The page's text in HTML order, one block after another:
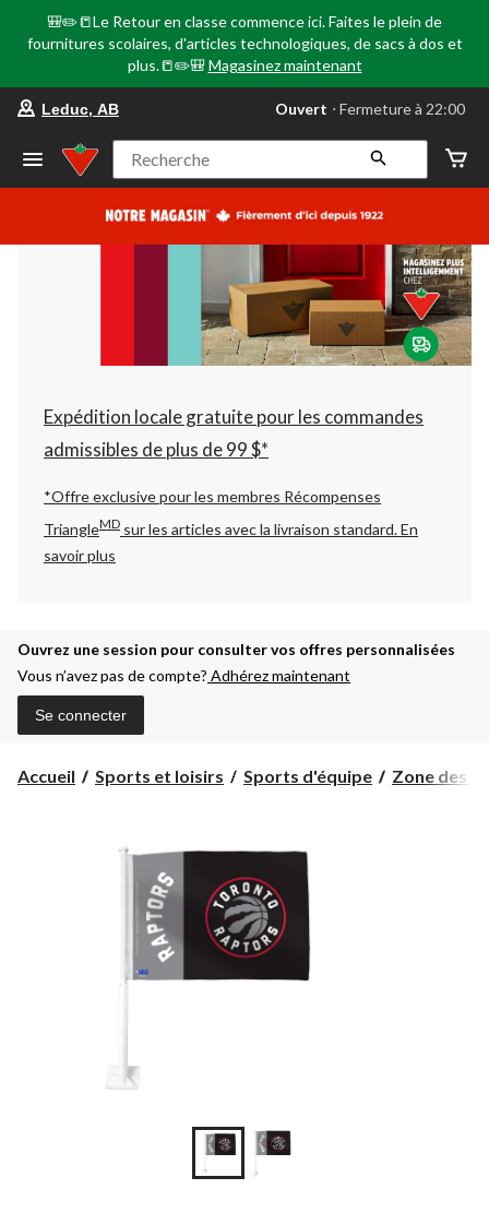
🎒✏️📒Le Retour en classe commence ici. Faites le plein de
fournitures scolaires, d'articles technologiques, de sacs à dos et
plus.📒✏️🎒 Magasinez maintenant
votre
préféré
Leduc,
AB,
courament
Fermeture
à
22:00
cliquer
pour
changer
Leduc, AB Ouvert ⋅ Fermeture à 22:00
Recherche
Expédition locale gratuite pour les commandes
admissibles de plus de 99 $*
*Offre exclusive pour les membres Récompenses
TriangleMD sur les articles avec la livraison standard.En
savoir plus
Ouvrez une session pour consulter vos offres personnalisées
Vous n’avez pas de compte? Adhérez maintenant
Se connecter
Accueil Sports et loisirs Sports d'équipe Zone des